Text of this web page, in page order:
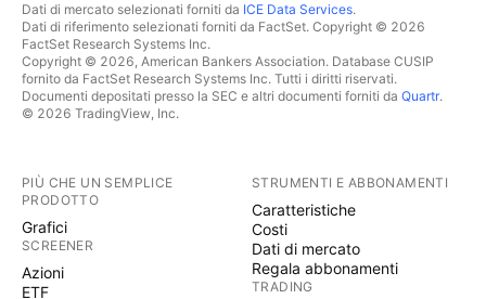
Dati di mercato selezionati forniti da ICE Data Services.
Dati di riferimento selezionati forniti da FactSet. Copyright © 2026
FactSet Research Systems Inc.
Copyright © 2026, American Bankers Association. Database CUSIP
fornito da FactSet Research Systems Inc. Tutti i diritti riservati.
Documenti depositati presso la SEC e altri documenti forniti da Quartr.
© 2026 TradingView, Inc.
PIÙ CHE UN SEMPLICE
PRODOTTO
Grafici
SCREENER
Azioni
ETF
STRUMENTI E ABBONAMENTI
Caratteristiche
Costi
Dati di mercato
Regala abbonamenti
TRADING